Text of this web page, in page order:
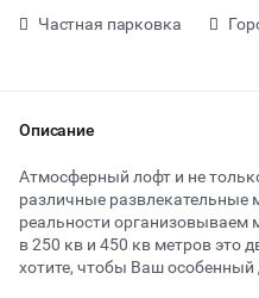
Частная парковка
Описание
Атмосферный лофт и не
различные развлекательные
реальности организовываем
в 250 кв и 450 кв метров это
хотите, чтобы Ваш
от 500 ₽ за час